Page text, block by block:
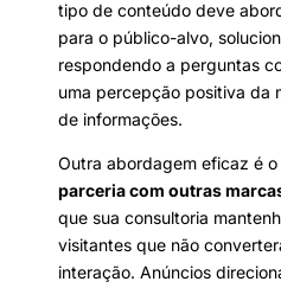
tipo de conteúdo deve
para o público-alvo,
respondendo a perguntas
uma percepção positiva da
de informações.
Outra abordagem eficaz é o
parceria com outras
que sua consultoria
visitantes que não
interação. Anúncios